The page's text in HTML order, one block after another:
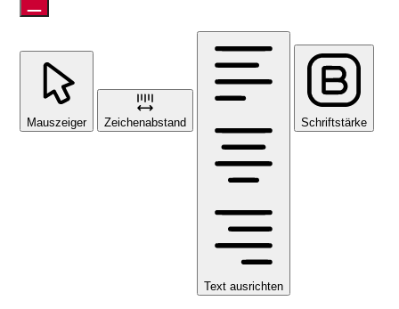
Mauszeiger Zeichenabstand
Text ausrichten
Schriftstärke